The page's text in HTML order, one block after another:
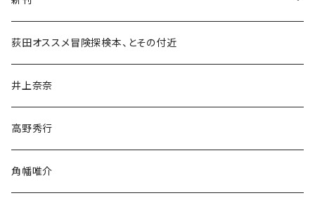
和書
文学・小説・物語
随筆・ノンフィクション・その他
荻田オススメ冒険探検本、とその付近
井上奈奈
高野秀行
角幡唯介